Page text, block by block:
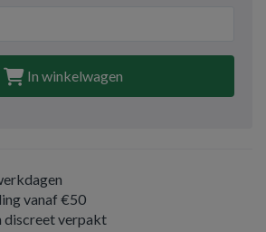
In winkelwagen
vanaf €50
discreet verpakt